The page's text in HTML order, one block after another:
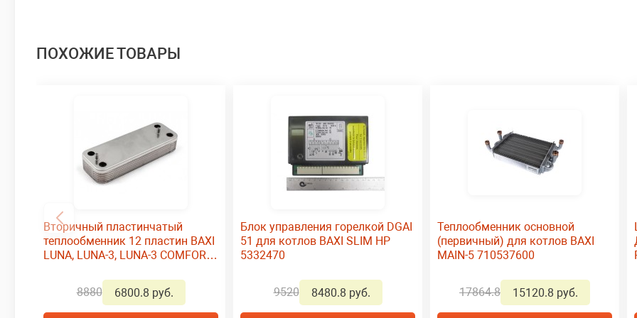
ПОХОЖИЕ ТОВАРЫ
Вторичный пластинчатый
теплообменник 12 пластин BAXI
LUNA, LUNA-3, LUNA-3 COMFORT
8880
6800.8 руб.
Блок управления горелкой DGAI
51 для котлов BAXI SLIM HP
5332470
9520 8480.8 руб.
Теплообменник основной
(первичный) для котлов BAXI
MAIN-5 710537600
17864.8 15120.8 руб.